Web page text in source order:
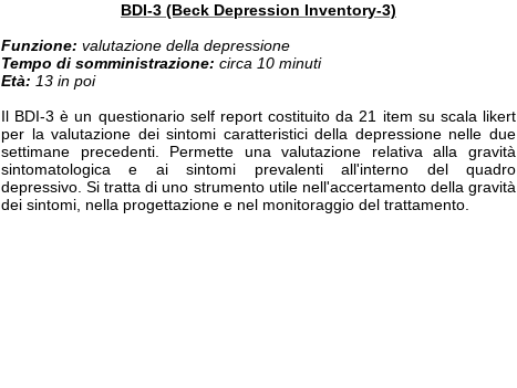
BDI-3 (Beck Depression Inventory-3)
Funzione: valutazione della depressione
Tempo di somministrazione: circa 10 minuti
Età: 13 in poi
Il BDI-3 è un questionario self report costituito da 21 item su scala likert
per la valutazione dei sintomi caratteristici della depressione nelle due
settimane precedenti. Permette una valutazione relativa alla gravità
sintomatologica e ai sintomi prevalenti all'interno del quadro
depressivo. Si tratta di uno strumento utile nell'accertamento della gravità
dei sintomi, nella progettazione e nel monitoraggio del trattamento.